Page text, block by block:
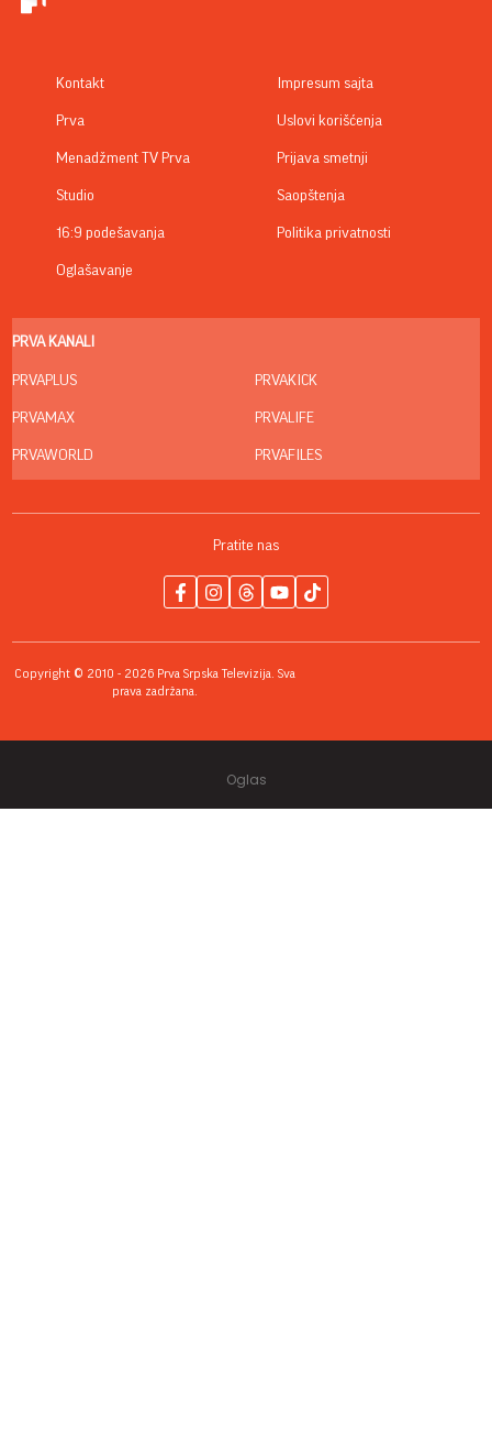
Kontakt
Prva
Menadžment TV Prva
Studio
16:9 podešavanja
Oglašavanje
Impresum sajta
Uslovi korišćenja
Prijava smetnji
Saopštenja
Politika privatnosti
PRVA KANALI
PRVAPLUS
PRVAMAX
PRVAWORLD
PRVAKICK
PRVALIFE
PRVAFILES
Pratite nas
Copyright © 2010 - 2026 Prva Srpska Televizija. Sva
prava zadržana.